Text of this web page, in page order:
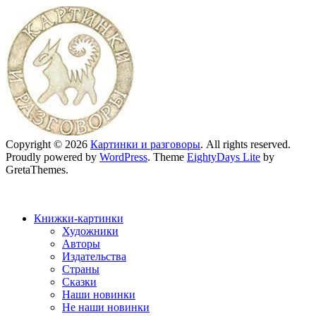
Copyright © 2026 Картинки и разговоры. All rights reserved.
Proudly powered by WordPress. Theme EightyDays Lite by
GretaThemes.
Книжки-картинки
Художники
Авторы
Издательства
Страны
Сказки
Наши новинки
Не наши новинки